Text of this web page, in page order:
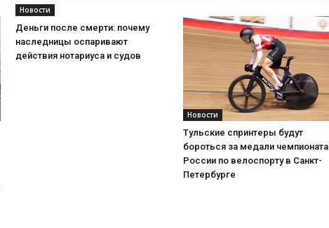
Новости
Деньги после смерти: почему
наследницы оспаривают
действия нотариуса и судов
Новости
Тульские спринтеры будут
бороться за медали чемпионата
России по велоспорту в Санкт-
Петербурге